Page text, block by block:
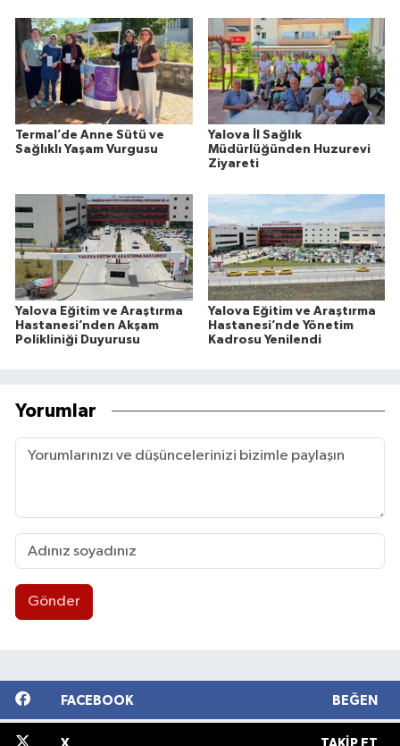
Termal’de Anne Sütü ve
Sağlıklı Yaşam Vurgusu
Yalova İl Sağlık
Müdürlüğünden Huzurevi
Ziyareti
Yalova Eğitim ve Araştırma
Hastanesi’nden Akşam
Polikliniği Duyurusu
Yalova Eğitim ve Araştırma
Hastanesi’nde Yönetim
Kadrosu Yenilendi
Yorumlar
Gönder
FACEBOOK BEĞEN